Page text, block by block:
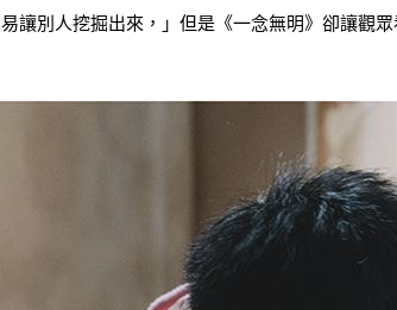
讓別人挖掘出來，」但是《一念無明》卻讓觀